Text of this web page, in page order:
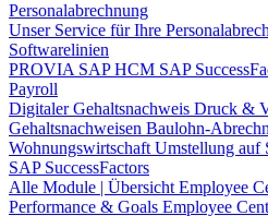
Personalabrechnung
Unser Service für Ihre
Softwarelinien
PROVIA SAP HCM SAP
Payroll
Digitaler Gehaltsnachweis Druck &
Gehaltsnachweisen Baulohn-
Wohnungswirtschaft Umstellung
SAP SuccessFactors
Alle Module | Übersicht Employee
Performance & Goals Employee